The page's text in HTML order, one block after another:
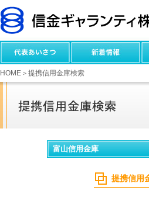
HOME ＞提携信用金庫検索
富山信用金庫
提携信用